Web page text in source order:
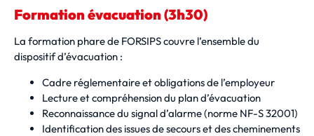
Formation évacuation (3h30)
La formation phare de FORSIPS couvre l’ensemble du
dispositif d’évacuation :
Cadre réglementaire et obligations de l’employeur
Lecture et compréhension du plan d’évacuation
Reconnaissance du signal d’alarme (norme NF-S 32001)
Identification des issues de secours et des cheminements